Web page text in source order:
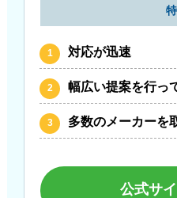
対応が迅速
幅広い提案を行っ
多数のメーカーを
公式サ